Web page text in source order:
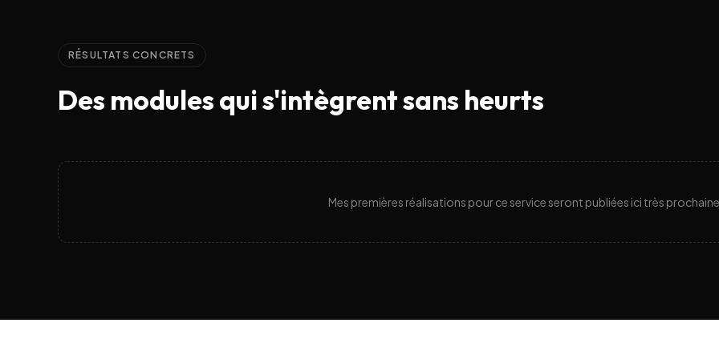
RÉSULTATS CONCRETS
Des modules qui s'intègrent sans heurts
Mes premières réalisations pour ce service seront publiées ici très